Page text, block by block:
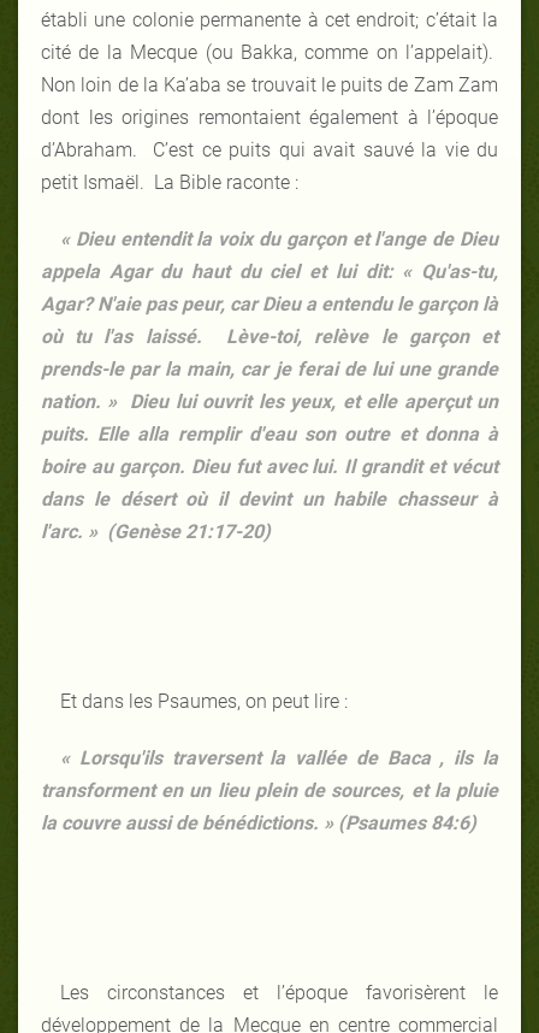
établi une colonie permanente à cet endroit; c’était la
cité de la Mecque (ou Bakka, comme on l’appelait).
Non loin de la Ka’aba se trouvait le puits de Zam Zam
dont les origines remontaient également à l’époque
d’Abraham. C’est ce puits qui avait sauvé la vie du
petit Ismaël. La Bible raconte :
« Dieu entendit la voix du garçon et l'ange de Dieu
appela Agar du haut du ciel et lui dit: « Qu'as-tu,
Agar? N'aie pas peur, car Dieu a entendu le garçon là
où tu l'as laissé. Lève-toi, relève le garçon et
prends-le par la main, car je ferai de lui une grande
nation. » Dieu lui ouvrit les yeux, et elle aperçut un
puits. Elle alla remplir d'eau son outre et donna à
boire au garçon. Dieu fut avec lui. Il grandit et vécut
dans le désert où il devint un habile chasseur à
l'arc. » (Genèse 21:17-20)
Et dans les Psaumes, on peut lire :
« Lorsqu'ils traversent la vallée de Baca , ils la
transforment en un lieu plein de sources, et la pluie
la couvre aussi de bénédictions. » (Psaumes 84:6)
Les circonstances et l’époque favorisèrent le
développement de la Mecque en centre commercial